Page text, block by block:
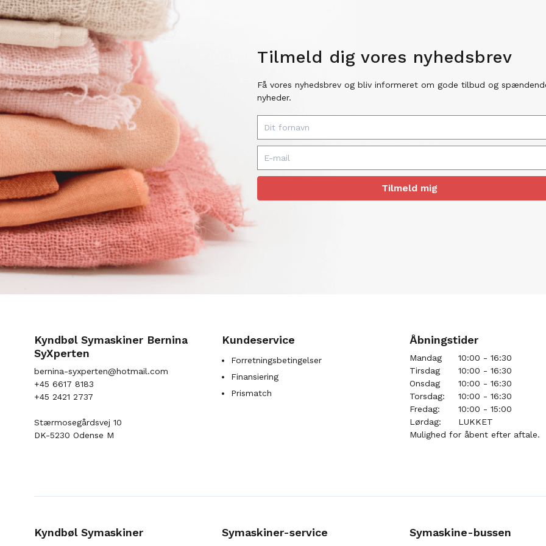
Tilmeld dig vores nyhedsbrev
Få vores nyhedsbrev og bliv informeret om gode tilbud og
nyheder.
Tilmeld mig
Kyndbøl Symaskiner Bernina
SyXperten
bernina-syxperten@hotmail.com
+45 6617 8183
+45 2421 2737
Stærmosegårdsvej 10
DK-5230 Odense M
Kundeservice
Forretningsbetingelser
Finansiering
Prismatch
Åbningstider
Mandag
10:00 - 16:30
Tirsdag
10:00 - 16:30
Onsdag
10:00 - 16:30
Torsdag:
10:00 - 16:30
Fredag:
10:00 - 15:00
Lørdag:
LUKKET
Mulighed for åbent efter aftale.
Kyndbøl Symaskiner Symaskiner-service Symaskine-bussen